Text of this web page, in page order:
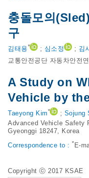
충돌모의
구
김태용* ; 심소정 ; 김
교통안전공단 자동차안전
A Study on
Vehicle by
Taeyong Kim* ; Sojung
Advanced Vehicle Safety
Gyeonggi 18247, Korea
Correspondence to : * E-
Copyright ⓒ 2017 KSAE